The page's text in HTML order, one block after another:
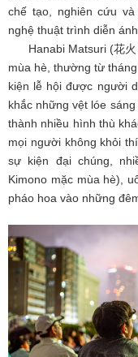
chế tạo, nghiên cứu
nghệ thuật trình diễn
Hanabi Matsuri (花火
mùa hè, thường từ
kiện lễ hội được người
khắc những vệt lóe
thành nhiều hình thù
mọi người không khỏi
sự kiện đại chúng,
Kimono mặc mùa hè),
pháo hoa vào những